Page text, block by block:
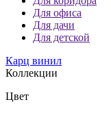
Для офиса
Для дачи
Для детской
Карц винил
Коллекции
Цвет